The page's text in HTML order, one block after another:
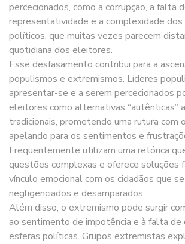
percecionados, como a corrupção, a falta
representatividade e a complexidade dos
políticos, que muitas vezes parecem
quotidiana dos eleitores.
Esse desfasamento contribui para a
populismos e extremismos. Líderes
apresentar-se e a serem percecionados
eleitores como alternativas “autênticas”
tradicionais, prometendo uma rutura com
apelando para os sentimentos e
Frequentemente utilizam uma retórica
questões complexas e oferece soluções
vínculo emocional com os cidadãos que
negligenciados e desamparados.
Além disso, o extremismo pode surgir
ao sentimento de impotência e à falta de
esferas políticas. Grupos extremistas